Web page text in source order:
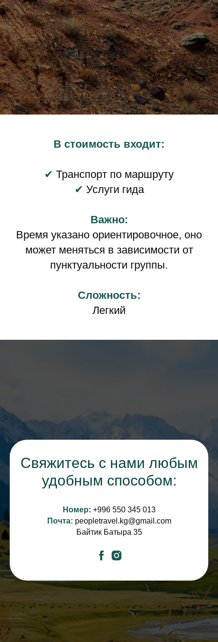
В стоимость входит:
✔ Транспорт по маршруту
✔ Услуги гида
Важно:
Время указано ориентировочное, оно
может меняться в зависимости от
пунктуальности группы.
Сложность:
Легкий
Свяжитесь с нами любым
удобным способом:
Номер: +996 550 345 013
Почта: peopletravel.kg@gmail.com
Байтик Батыра 35